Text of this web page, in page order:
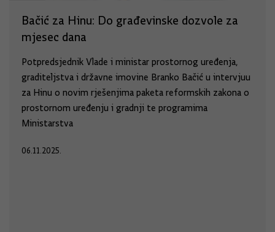
Bačić za Hinu: Do građevinske dozvole za
mjesec dana
Potpredsjednik Vlade i ministar prostornog uređenja,
graditeljstva i državne imovine Branko Bačić u intervjuu
za Hinu o novim rješenjima paketa reformskih zakona o
prostornom uređenju i gradnji te programima
Ministarstva
06.11.2025.